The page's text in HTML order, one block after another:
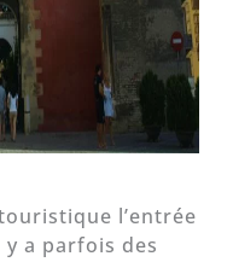
l’entrée
y a parfois des